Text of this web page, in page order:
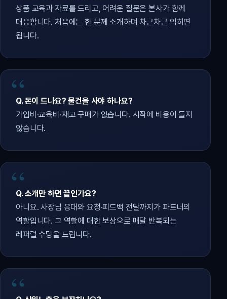
상품 교육과 자료를 드리고, 어려운 질문은 본사가 함께
대응합니다. 처음에는 한 분께 소개하며 차근차근 익히면
됩니다.
Q. 돈이 드나요? 물건을 사야 하나요?
가입비·교육비·재고 구매가 없습니다. 시작에 비용이 들지
않습니다.
Q. 소개만 하면 끝인가요?
아니요. 사장님 응대와 요청·피드백 전달까지가 파트너의
역할입니다. 그 역할에 대한 보상으로 매달 반복되는
레퍼럴 수당을 드립니다.